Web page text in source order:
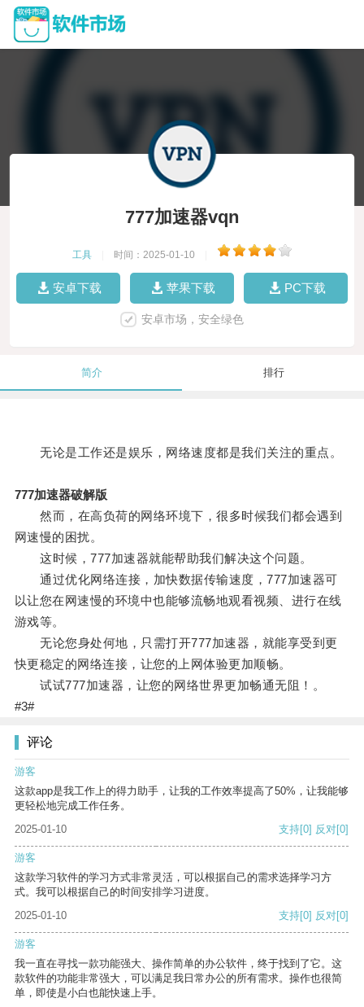
777加速器vqn
工具 时间：2025-01-10
安卓下载 苹果下载 PC下载
安卓市场，安全绿色
简介 排行
无论是工作还是娱乐，网络速度都是我们关注的重点。
777加速器破解版
然而，在高负荷的网络环境下，很多时候我们都会遇到
网速慢的困扰。
这时候，777加速器就能帮助我们解决这个问题。
通过优化网络连接，加快数据传输速度，777加速器可
以让您在网速慢的环境中也能够流畅地观看视频、进行在线
游戏等。
无论您身处何地，只需打开777加速器，就能享受到更
快更稳定的网络连接，让您的上网体验更加顺畅。
试试777加速器，让您的网络世界更加畅通无阻！。
#3#
评论
游客
这款app是我工作上的得力助手，让我的工作效率提高了50%，让我能够
更轻松地完成工作任务。
2025-01-10
支持[0] 反对[0]
游客
这款学习软件的学习方式非常灵活，可以根据自己的需求选择学习方
式。我可以根据自己的时间安排学习进度。
2025-01-10
支持[0] 反对[0]
游客
我一直在寻找一款功能强大、操作简单的办公软件，终于找到了它。这
款软件的功能非常强大，可以满足我日常办公的所有需求。操作也很简
单，即使是小白也能快速上手。